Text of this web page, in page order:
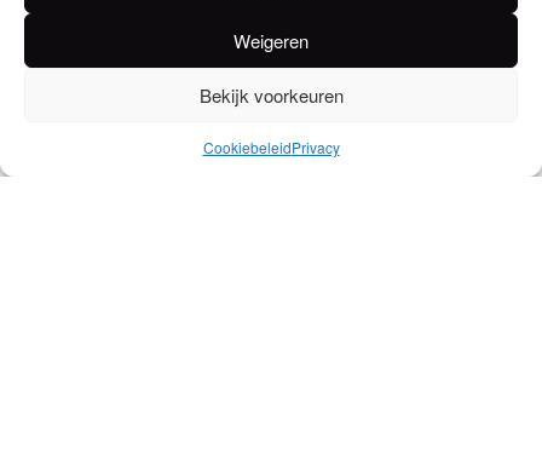
Weigeren
Bekijk voorkeuren
CookiebeleidPrivacy